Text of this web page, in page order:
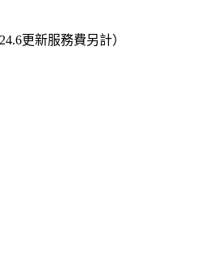
更新服務費另計）